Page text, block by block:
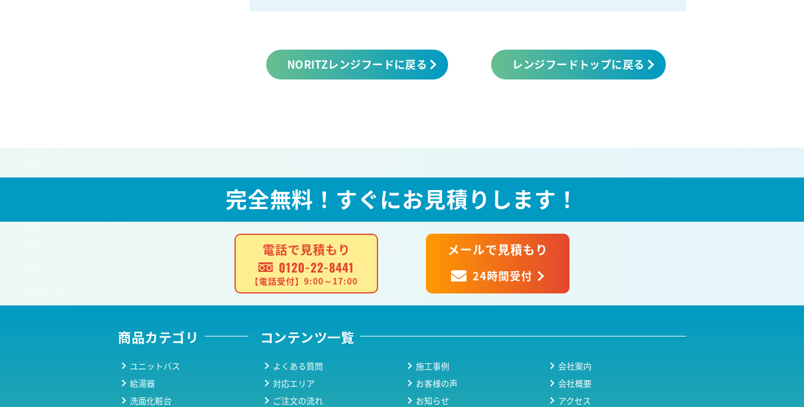
NORITZレンジフードに戻る レンジフードトップに戻る
完全無料！ すぐにお見積りします！
電話で見積もり
0120-22-8441
【電話受付】9:00～17:00
メールで見積もり
24時間受付
商品カテゴリ コンテンツ一覧
ユニットバス
給湯器
洗面化粧台
よくある質問
対応エリア
ご注文の流れ
施工事例
お客様の声
お知らせ
会社案内
会社概要
アクセス